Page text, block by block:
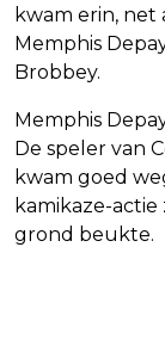
kwam erin, net
Memphis
Brobbey.
Memphis
De speler van
kwam goed
kamikaze-
grond beukte.